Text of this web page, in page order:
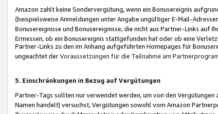
Amazon zahlt keine Sondervergütung, wenn ein Bonusereignis
(beispielsweise Anmeldungen unter Angabe ungültiger E-Mail-
Bonusereignisse und Bonusereignisse, die nicht aus Partner-Links auf
Ermessen, ob ein Bonusereignis stattgefunden hat oder ob eine
Partner-Links zu den im Anhang aufgeführten Homepages für
ungeachtet derVoraussetzungen für die Teilnahme am
5. Einschränkungen in Bezug auf Vergütungen
Partner-Tags sollten nur verwendet werden, um von den
Namen handelt) versuchst, Vergütungen sowohl vom Amazon